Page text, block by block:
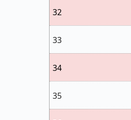
32
33
34
35